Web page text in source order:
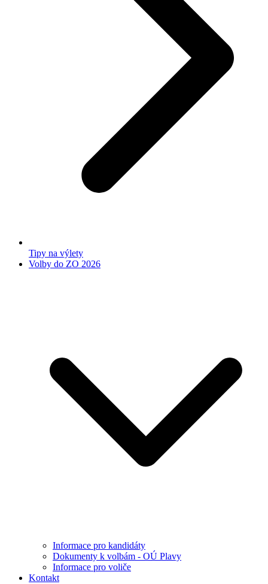
Tipy na výlety
Volby do ZO 2026
Informace pro kandidáty
Dokumenty k volbám - OÚ Plavy
Informace pro voliče
Kontakt